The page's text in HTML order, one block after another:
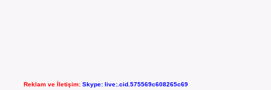
Reklam ve İletişim: Skype: live:.cid.575569c608265c69